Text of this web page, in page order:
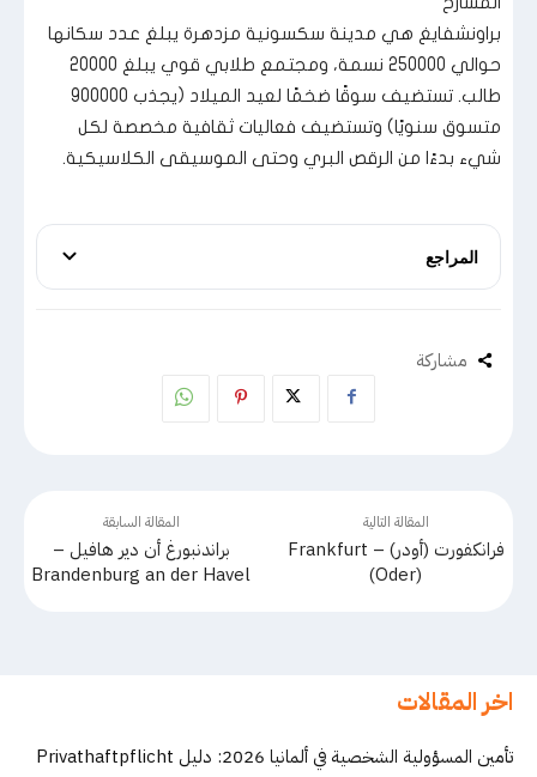
براونشفايغ هي مدينة سكسونية مزدهرة يبلغ عدد سكانها
حوالي 250000 نسمة، ومجتمع طلابي قوي يبلغ 20000
طالب. تستضيف سوقًا ضخمًا لعيد الميلاد (يجذب 900000
متسوق سنويًا) وتستضيف فعاليات ثقافية مخصصة لكل
شيء بدءًا من الرقص البري وحتى الموسيقى الكلاسيكية.
المراجع
مشاركة
المقالة السابقة
براندنبورغ أن دير هافيل –
Brandenburg an der Havel
المقالة التالية
فرانكفورت (أودر) – Frankfurt
(Oder)
اخر المقالات
تأمين المسؤولية الشخصية في ألمانيا 2026: دليل Privathaftpflicht